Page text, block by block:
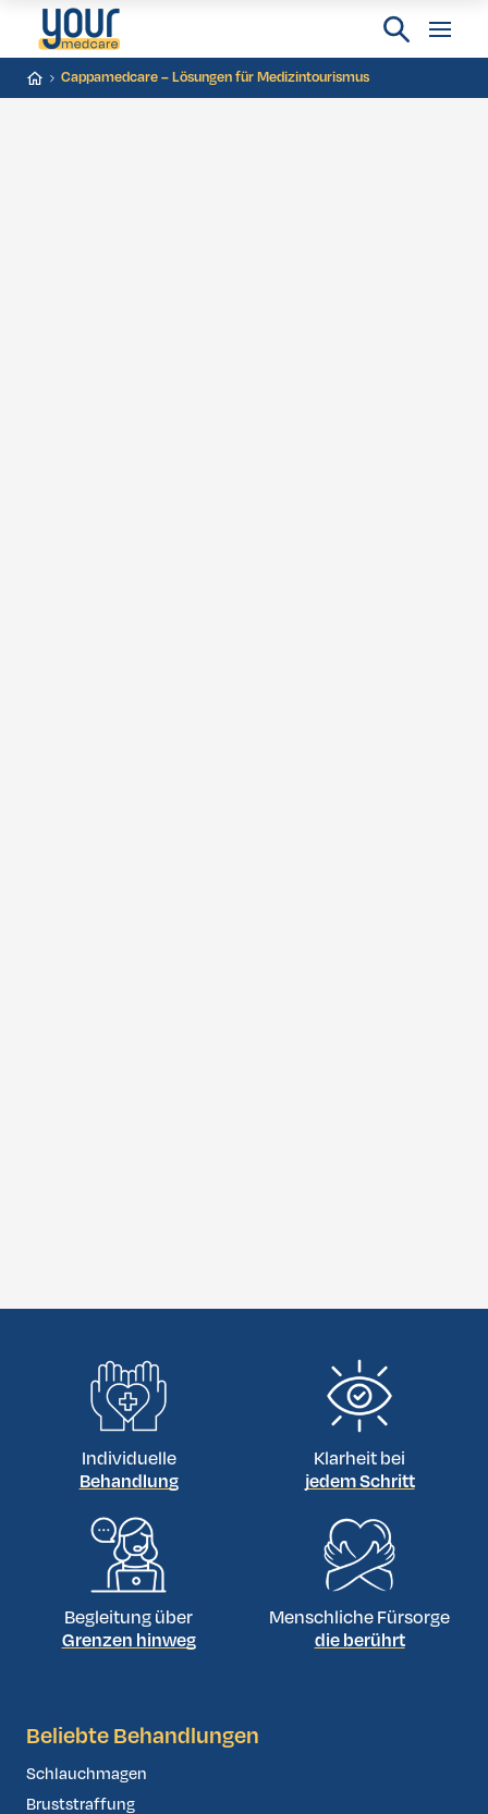
Cappamedcare – Lösungen für Medizintourismus
Individuelle
Behandlung
Klarheit bei
jedem Schritt
Begleitung über
Grenzen hinweg
Menschliche Fürsorge
die berührt
Beliebte Behandlungen
Schlauchmagen
Bruststraffung